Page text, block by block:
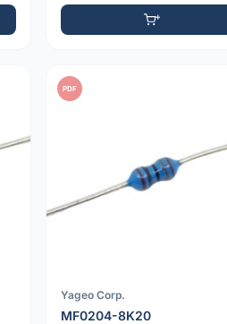
PDF
Yageo Corp.
MF0204-8K20